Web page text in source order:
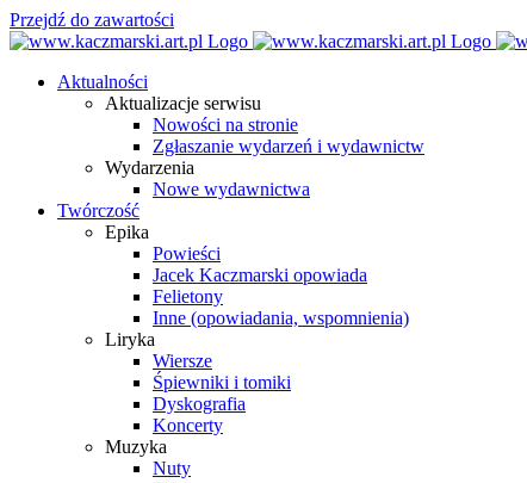
Przejdź do zawartości
Aktualności
Aktualizacje serwisu
Nowości na stronie
Zgłaszanie wydarzeń i wydawnictw
Wydarzenia
Nowe wydawnictwa
Twórczość
Epika
Powieści
Jacek Kaczmarski opowiada
Felietony
Inne (opowiadania, wspomnienia)
Liryka
Wiersze
Śpiewniki i tomiki
Dyskografia
Koncerty
Muzyka
Nuty